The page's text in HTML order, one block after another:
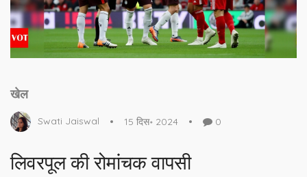
खेल
Swati Jaiswal 15 दिस॰ 2024 0
लिवरपूल की रोमांचक वापसी